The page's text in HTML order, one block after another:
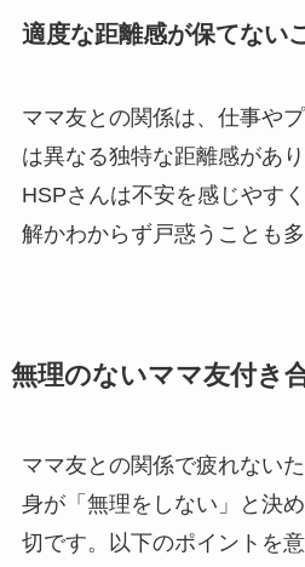
適度な距離感が保てない
ママ友との関係は、仕事や
は異なる独特な距離感があ
HSPさんは不安を感じやす
解かわからず戸惑うことも多
無理のないママ友付き
ママ友との関係で疲れない
身が「無理をしない」と決
切です。以下のポイントを